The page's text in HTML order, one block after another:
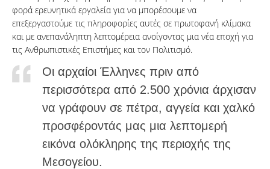
φορά ερευνητικά εργαλεία για να μπορέσουμε να
επεξεργαστούμε τις πληροφορίες αυτές σε πρωτοφανή κλίμακα
και με ανεπανάληπτη λεπτομέρεια ανοίγοντας μια νέα εποχή για
τις Ανθρωπιστικές Επιστήμες και τον Πολιτισμό.
Οι αρχαίοι Έλληνες πριν από
περισσότερα από 2.500 χρόνια άρχισαν
να γράφουν σε πέτρα, αγγεία και χαλκό
προσφέροντάς μας μια λεπτομερή
εικόνα ολόκληρης της περιοχής της
Μεσογείου.